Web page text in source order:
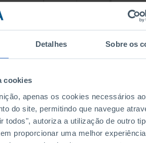
Detalhes Sobre os
cookies
apenas os cookies necessários ao
do site, permitindo que navegue
todos", autoriza a utilização de outro
proporcionar uma melhor
x x
1.1
18.4
18.5
9.9
11.5
x x
1.5
2.3
10.0
15.5